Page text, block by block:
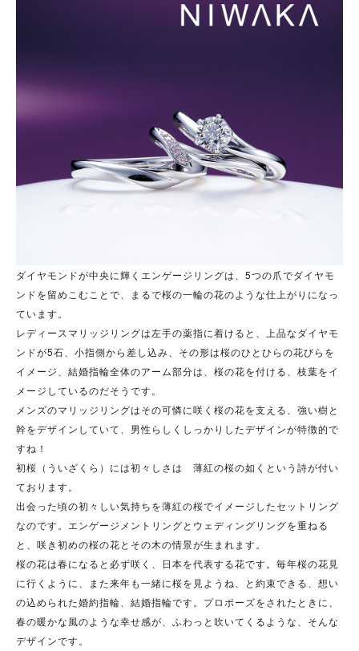
ダイヤモンドが中央に輝くエンゲージリングは、5つの爪でダイヤモ
ンドを留めこむことで、まるで桜の一輪の花のような仕上がりになっ
ています。
レディースマリッジリングは左手の薬指に着けると、上品なダイヤモ
ンドが5石、小指側から差し込み、その形は桜のひとひらの花びらを
イメージ、結婚指輪全体のアーム部分は、桜の花を付ける、枝葉をイ
メージしているのだそうです。
メンズのマリッジリングはその可憐に咲く桜の花を支える、強い樹と
幹をデザインしていて、男性らしくしっかりしたデザインが特徴的で
すね！
初桜（ういざくら）には初々しさは 薄紅の桜の如くという詩が付い
ております。
出会った頃の初々しい気持ちを薄紅の桜でイメージしたセットリング
なのです。エンゲージメントリングとウェディングリングを重ねる
と、咲き初めの桜の花とその木の情景が生まれます。
桜の花は春になると必ず咲く、日本を代表する花です。毎年桜の花見
に行くように、また来年も一緒に桜を見ようね、と約束できる、想い
の込められた婚約指輪、結婚指輪です。プロポーズをされたときに、
春の暖かな風のような幸せ感が、ふわっと吹いてくるような、そんな
デザインです。